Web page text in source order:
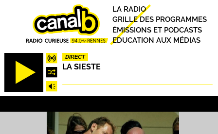
DIRECT
LA SIESTE
Principal
LA RADIO
GRILLE DES PROGRAMMES
ÉMISSIONS ET PODCASTS
EDUCATION AUX MÉDIAS